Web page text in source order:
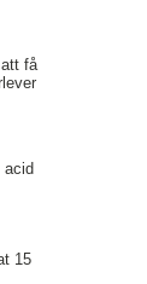
få
acid
15